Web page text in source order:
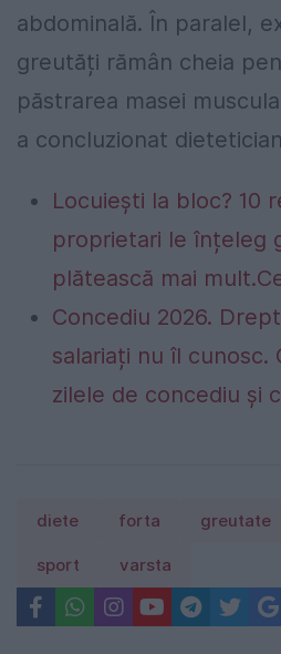
abdominală. În paralel,
greutăți rămân cheia
păstrarea masei
a concluzionat
Locuiești la bloc? 10
proprietari le înțeleg
plătească mai
Concediu 2026.
salariați nu îl cunosc.
zilele de concediu și
diete forta greutate
sport varsta